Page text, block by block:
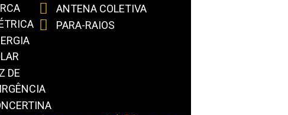
DE
ANTENA COLETIVA
PARA-RAIOS